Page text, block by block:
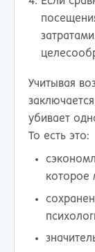
Учитывая
убивает
То есть это:
которое